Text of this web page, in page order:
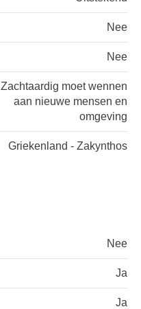
Nee
Nee
Zachtaardig moet wennen
aan nieuwe mensen en
omgeving
Griekenland - Zakynthos
Nee
Ja
Ja